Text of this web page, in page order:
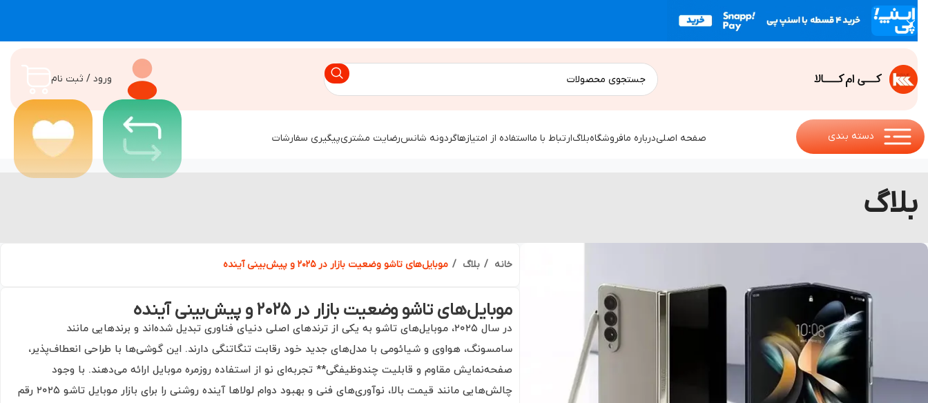
ورود / ثبت نام
دسته بندی صفحه اصلیدرباره مافروشگاهبلاگارتباط با مااستفاده از امتیازهاگردونه شانسرضایت مشتریپیگیری سفارشات
بلاگ
خانه بلاگ موبایل‌های تاشو وضعیت بازار در ۲۰۲۵ و پیش‌بینی آینده
موبایل‌های تاشو وضعیت بازار در ۲۰۲۵ و پیش‌بینی آینده
در سال ۲۰۲۵، موبایل‌های تاشو به یکی از ترندهای اصلی دنیای فناوری تبدیل شده‌اند و برندهایی مانند
سامسونگ، هواوی و شیائومی با مدل‌های جدید خود رقابت تنگاتنگی دارند. این گوشی‌ها با طراحی انعطاف‌پذیر،
صفحه‌نمایش مقاوم و قابلیت چندوظیفگی** تجربه‌ای نو از استفاده روزمره موبایل ارائه می‌دهند. با وجود
چالش‌هایی مانند قیمت بالا، نوآوری‌های فنی و بهبود دوام لولاها آینده روشنی را برای بازار موبایل تاشو ۲۰۲۵ رقم